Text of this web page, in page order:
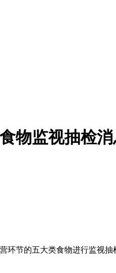
物监视抽检
节的五大类食物进行监视抽